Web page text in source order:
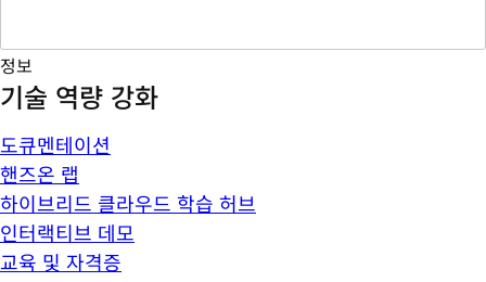
정보
기술 역량 강화
도큐멘테이션
핸즈온 랩
하이브리드 클라우드 학습 허브
인터랙티브 데모
교육 및 자격증